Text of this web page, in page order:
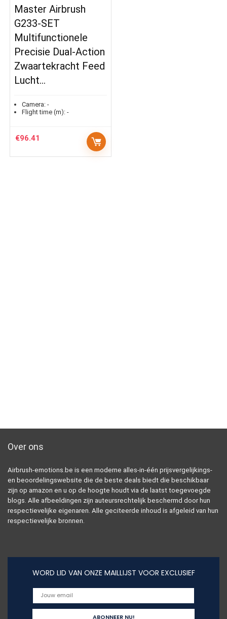
Master Airbrush
G233-SET
Multifunctionele
Precisie Dual-Action
Zwaartekracht Feed
Lucht…
Camera: -
Flight time (m): -
€96.41
Over ons
Airbrush-emotions.be is een moderne alles-in-één prijsvergelijkings-
en beoordelingswebsite die de beste deals biedt die beschikbaar
zijn op amazon en u op de hoogte houdt via de laatst toegevoegde
blogs. Alle afbeeldingen zijn auteursrechtelijk beschermd door hun
respectievelijke eigenaren. Alle geciteerde inhoud is afgeleid van hun
respectievelijke bronnen.
WORD LID VAN ONZE MAILLIJST VOOR EXCLUSIEF